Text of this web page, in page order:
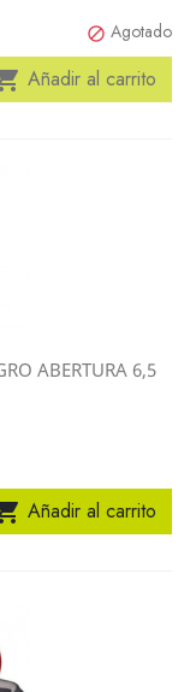
 Agotado
Añadir al carrito
ABERTURA 6,5
Añadir al carrito